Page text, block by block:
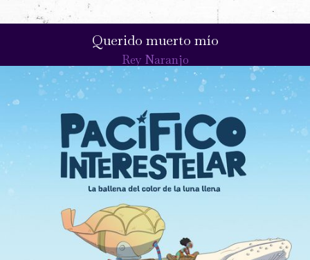
Querido muerto mío
Rey Naranjo